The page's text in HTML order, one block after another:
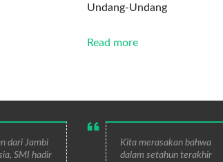
Undang-Undang
Read more
dari Jambi
SMI hadir
Kita merasakan bahwa
dalam setahun terakhir